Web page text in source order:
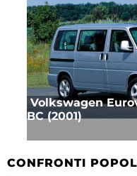
Volkswagen
BC (2001)
CONFRONTI